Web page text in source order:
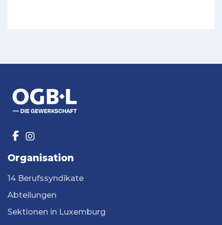
Organisation
14 Berufssyndikate
Abteilungen
Sektionen in Luxemburg